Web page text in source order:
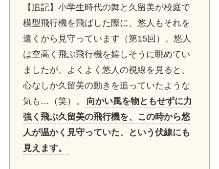
【追記】小学生時代の舞と久留美が校庭で
模型飛行機を飛ばした際に、悠人もそれを
遠くから見守っています（第15回）。悠人
は空高く飛ぶ飛行機を嬉しそうに眺めてい
ましたが、よくよく悠人の視線を見ると、
心なしか久留美の動きを追っていたような
気も…（笑）。
向かい風を物ともせずに力
強く飛ぶ久留美の飛行機を、この時から悠
人が温かく見守っていた、という伏線にも
見えます。